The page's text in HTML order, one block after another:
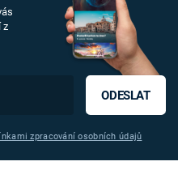
z
ODESLAT
zpracování osobních údajů